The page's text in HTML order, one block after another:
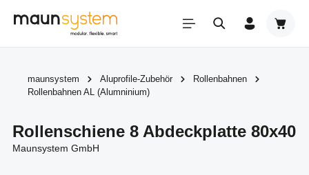
Zum Hauptinhalt springen
maunsystem Aluprofile-Zubehör
Rollenbahnen
Rollenbahnen AL (Alumninium)
Rollenschiene 8 Abdeckplatte 80x40
Maunsystem GmbH